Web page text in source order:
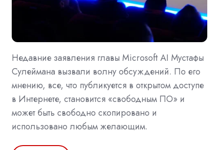
Недавние заявления главы Microsoft AI Мустафы
Сулеймана вызвали волну обсуждений. По его
мнению, все, что публикуется в открытом доступе
в Интернете, становится «‎свободным ПО» и
может быть свободно скопировано и
использовано любым желающим.